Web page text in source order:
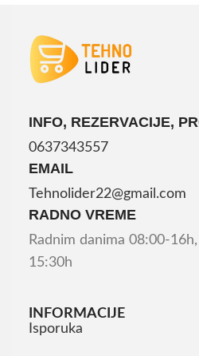
INFO, REZERVACIJE,
0637343557
EMAIL
Tehnolider22@gmail.com
RADNO VREME
Radnim danima 08:00-
15:30h
INFORMACIJE
Isporuka